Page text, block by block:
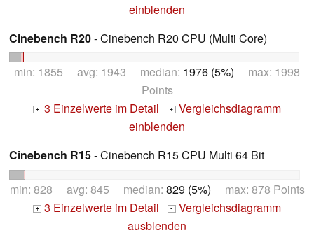
einblenden
Cinebench R20- Cinebench R20 CPU (Multi Core)
min: 1855 avg: 1943 median: 1976 (5%) max: 1998
Points
+ 3 Einzelwerte im Detail + Vergleichsdiagramm
einblenden
Cinebench R15- Cinebench R15 CPU Multi 64 Bit
min: 828 avg: 845 median: 829 (5%) max: 878 Points
+ 3 Einzelwerte im Detail - Vergleichsdiagramm
ausblenden